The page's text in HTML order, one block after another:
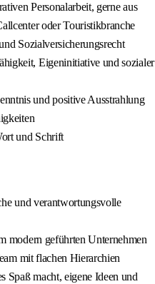
Personalarbeit, gerne aus
oder Touristikbranche
Sozialversicherungsrecht
Eigeninitiative und sozialer
und positive Ausstrahlung
und Schrift
und verantwortungsvolle
modern geführten Unternehmen
mit flachen Hierarchien
Spaß macht, eigene Ideen und